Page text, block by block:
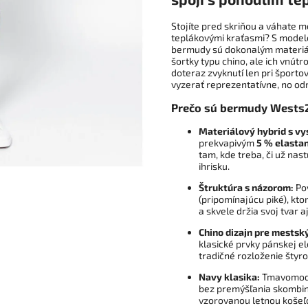
Stojíte pred skriňou a váhate
teplákovými kraťasmi? S
bermudy sú dokonalým
šortky typu chino, ale ich
doteraz zvyknutí len pri
vyzerať reprezentatívne, no
Prečo sú bermudy
Materiálový hybrid s
prekvapivým5 %
tam, kde treba, či už
ihrisku.
Štruktúra s názorom:
(pripomínajúcu piké),
a skvele držia svoj tvar
Chino dizajn pre
klasické prvky pánskej
tradičné rozloženie
Navy klasika:
bez premýšľania
vzorovanou letnou